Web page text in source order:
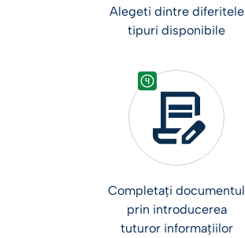
Alegeti dintre diferitele
tipuri disponibile
Completați documentul
prin introducerea
tuturor informațiilor